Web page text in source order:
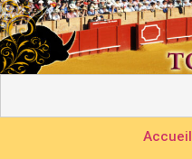
Accueil